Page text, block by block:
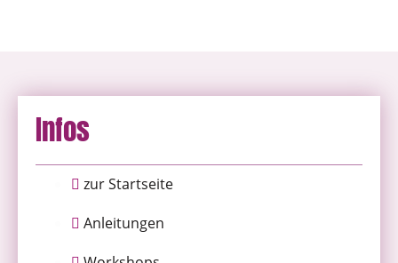
Infos
zur Startseite
Anleitungen